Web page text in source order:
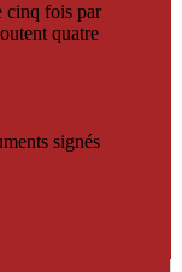
cinq fois par
quatre
signés